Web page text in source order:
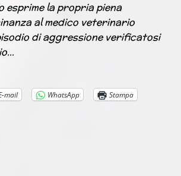
esprime la propria piena
al medico veterinario
di aggressione verificatosi
mail
WhatsApp Stampa